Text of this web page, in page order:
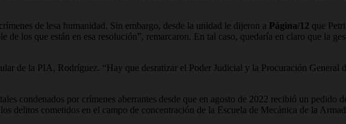
de lesa humanidad. Sin embargo, desde la unidad le dijeron a Página/12 que
los que están en esa resolución”, remarcaron. En tal caso, quedaría en claro que la
de la PIA, Rodríguez. “Hay que desratizar el Poder Judicial y la Procuración General
condenados por crímenes aberrantes desde que en agosto de 2022 recibió un
delitos cometidos en el campo de concentración de la Escuela de Mecánica de la